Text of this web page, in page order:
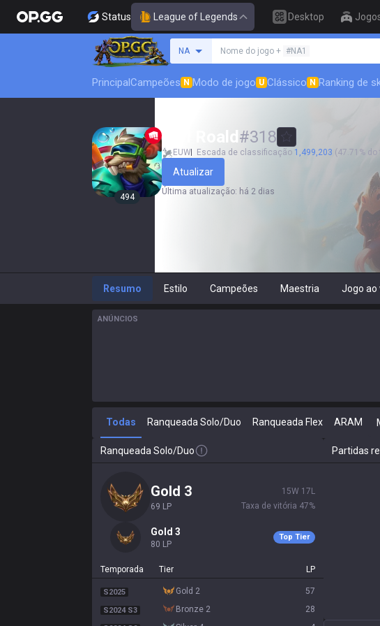
Status League of Legends Desktop
NA
Procure um invocador
Nome do jogo + #NA1
PrincipalCampeões N Modo de jogo U Clássico N Ranking de
494
Jarl Roald #318
EUW Escada de classificação 1,499,203 (47.71% do
Atualizar
Última atualização: há 2 dias
Resumo Estilo Campeões Maestria Jogo ao
ANÚNCIOS
Todas Ranqueada Solo/Duo Ranqueada Flex ARAM
Ranqueada Solo/Duo
gold 3
69 LP
15W 17 L
Taxa de vitória 47%
gold 3
80 LP
Top Tier
Temporada Tier LP
S2025 gold 2 57
S2024 S3 bronze 2 28
Partidas